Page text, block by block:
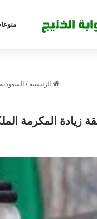
الرئيسية / السعودية
المكرمة الملكية 2000 ريال لمستفيدي الضمان الاجتماعي.. “الموارد